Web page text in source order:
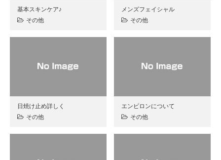
基本スキンケア♪
その他
メンズフェイシャル
その他
日焼け止め詳しく
その他
エンビロンについて
その他